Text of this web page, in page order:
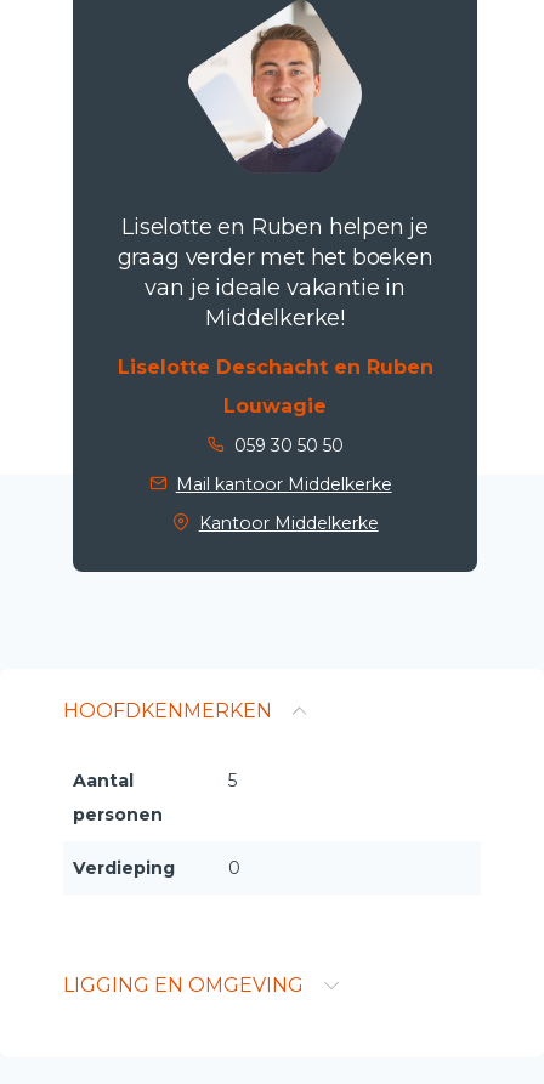
Liselotte en Ruben helpen je
graag verder met het boeken
van je ideale vakantie in
Middelkerke!
Liselotte Deschacht en Ruben
Louwagie
059 30 50 50
Mail kantoor Middelkerke
Kantoor Middelkerke
HOOFDKENMERKEN
Aantal
personen
5
Verdieping 0
LIGGING EN OMGEVING